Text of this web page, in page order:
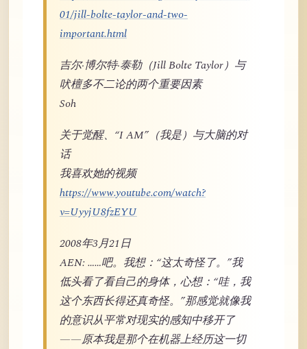
01/jill-bolte-taylor-and-two-
important.html
吉尔·博尔特·泰勒（Jill Bolte Taylor）与
吠檀多不二论的两个重要因素
Soh
关于觉醒、“I AM”（我是）与大脑的对
话
我喜欢她的视频
https://www.youtube.com/watch?
v=UyyjU8fzEYU
2008年3月21日
AEN: ……吧。我想：“这太奇怪了。”我
低头看了看自己的身体，心想：“哇，我
这个东西长得还真奇怪。”那感觉就像我
的意识从平常对现实的感知中移开了
——原本我是那个在机器上经历这一切